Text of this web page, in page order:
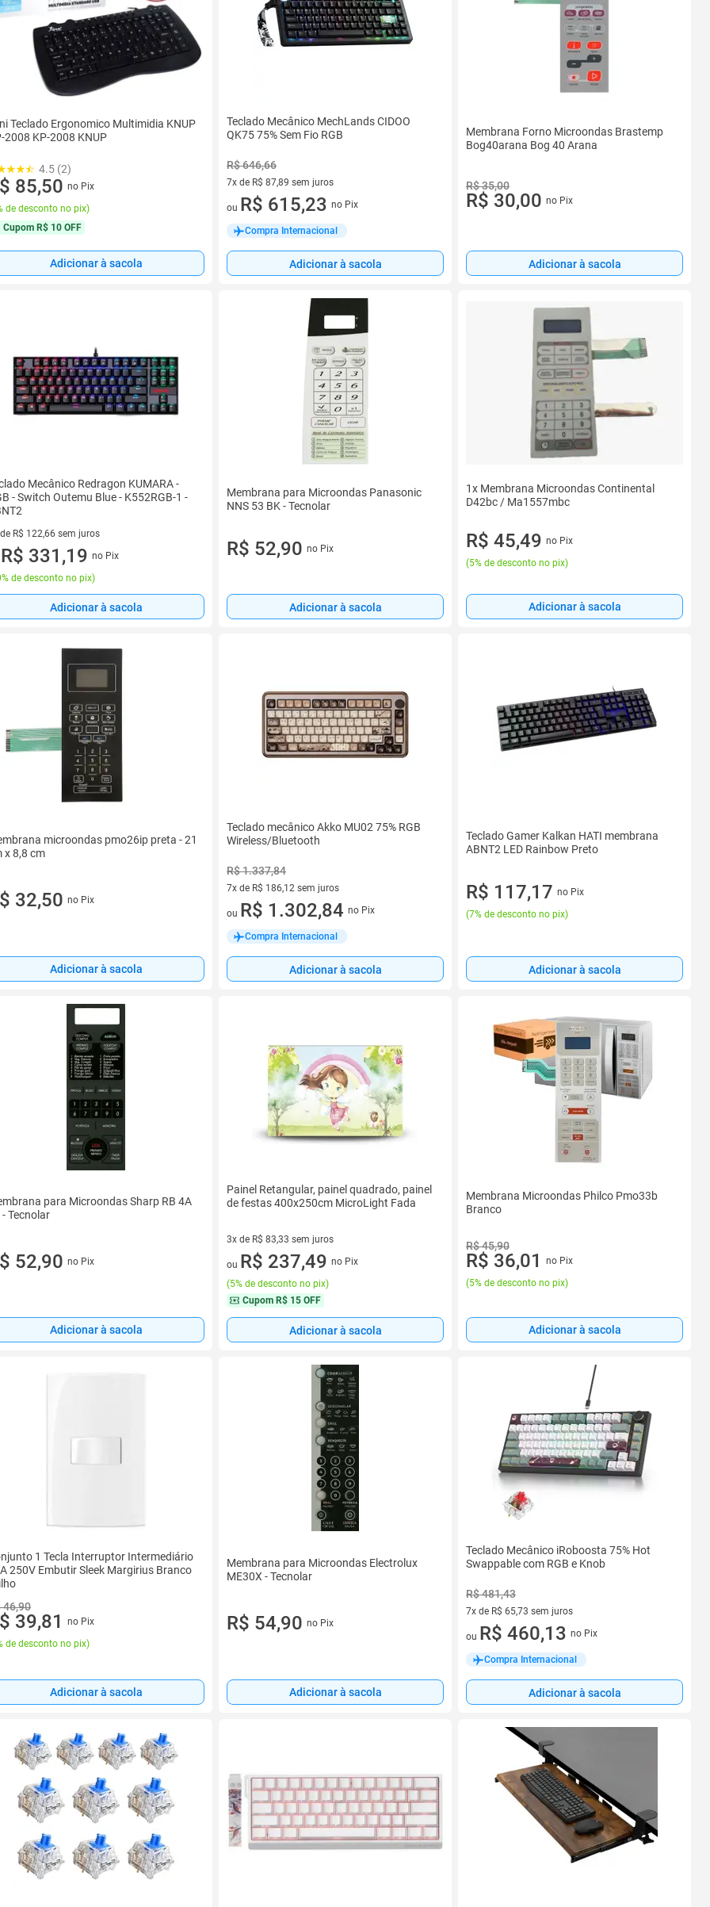
Teclado Ergonomico Multimidia KNUP
2008 KP-2008 KNUP
4.5 (2)
85,50 no Pix
de desconto no pix)
Cupom R$ 10 OFF
Adicionar à sacola
Teclado Mecânico MechLands CIDOO
QK75 75% Sem Fio RGB
R$ 646,66
7x de R$ 87,89 sem juros
7 vez de R$ 87,89 sem juros
ou R$ 615,23 no Pix
Compra Internacional
Adicionar à sacola
Membrana Forno Microondas Brastemp
Bog40arana Bog 40 Arana
R$ 35,00
R$ 30,00 no Pix
Adicionar à sacola
Mecânico Redragon KUMARA -
- Switch Outemu Blue - K552RGB-1 -
R$ 122,66 sem juros
de R$ 122,66 sem juros
R$ 331,19 no Pix
de desconto no pix)
Adicionar à sacola
Membrana para Microondas Panasonic
NNS 53 BK - Tecnolar
R$ 52,90 no Pix
Adicionar à sacola
1x Membrana Microondas Continental
D42bc / Ma1557mbc
R$ 45,49 no Pix
(5% de desconto no pix)
Adicionar à sacola
microondas pmo26ip preta - 21
x 8,8 cm
32,50 no Pix
Adicionar à sacola
Teclado mecânico Akko MU02 75% RGB
Wireless/Bluetooth
R$ 1.337,84
7x de R$ 186,12 sem juros
7 vez de R$ 186,12 sem juros
ou R$ 1.302,84 no Pix
Compra Internacional
Adicionar à sacola
Teclado Gamer Kalkan HATI membrana
ABNT2 LED Rainbow Preto
R$ 117,17 no Pix
(7% de desconto no pix)
Adicionar à sacola
para Microondas Sharp RB 4A
Tecnolar
52,90 no Pix
Adicionar à sacola
Painel Retangular, painel quadrado, painel
de festas 400x250cm MicroLight Fada
3x de R$ 83,33 sem juros
3 vez de R$ 83,33 sem juros
ou R$ 237,49 no Pix
(5% de desconto no pix)
Cupom R$ 15 OFF
Adicionar à sacola
Membrana Microondas Philco Pmo33b
Branco
R$ 45,90
R$ 36,01
no Pix
(5% de desconto no pix)
Adicionar à sacola
1 Tecla Interruptor Intermediário
250V Embutir Sleek Margirius Branco
46,90
39,81
no Pix
de desconto no pix)
Adicionar à sacola
Membrana para Microondas Electrolux
ME30X - Tecnolar
R$ 54,90 no Pix
Adicionar à sacola
Teclado Mecânico iRoboosta 75% Hot
Swappable com RGB e Knob
R$ 481,43
7x de R$ 65,73 sem juros
7 vez de R$ 65,73 sem juros
ou R$ 460,13 no Pix
Compra Internacional
Adicionar à sacola